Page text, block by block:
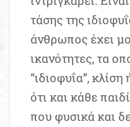
τάσης της
άνθρωπος έχει
ικανότητες, τα
“ιδιοφυΐα”,
ότι και κάθε
που φυσικά και